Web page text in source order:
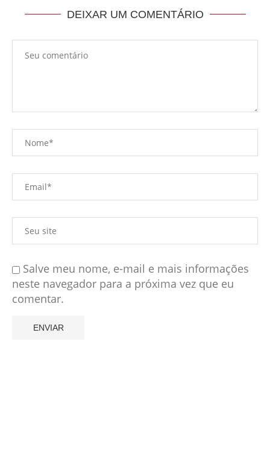
DEIXAR UM COMENTÁRIO
Salve meu nome, e-mail e mais informações
neste navegador para a próxima vez que eu
comentar.